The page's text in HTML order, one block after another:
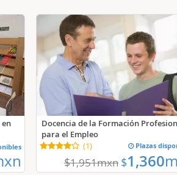
Docencia de la Formación
para el Empleo
(1) Plazas
$1,951mxn $1,360